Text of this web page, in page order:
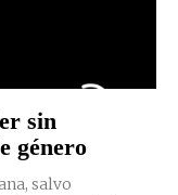
sin
género